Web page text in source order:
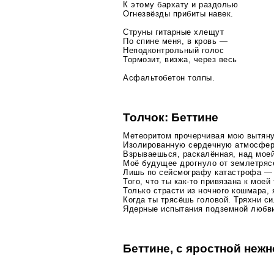
К этому бархату и раздолью
Огнезвёзды прибиты навек.
Струны гитарные хлещут
По спине меня, в кровь —
Неподконтрольный голос
Тормозит, визжа, через весь
Асфальтобетон толпы.
Толчок: Беттине
Метеоритом прочерчивая мою
Изолированную сердечную
Взрываешься, раскалённая, над
Моё будущее дрогнуло от
Лишь по сейсмографу катастрофа —
Того, что ты как-то привязана к моей
Только страсти из ночного
Когда ты трясёшь головой. Тряхни
Ядерные испытания подземной
Беттине, с яростной